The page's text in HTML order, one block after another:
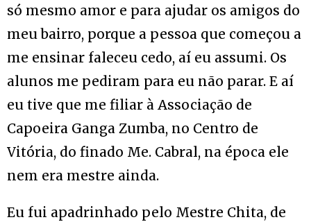
só mesmo amor e para ajudar os amigos do
meu bairro, porque a pessoa que começou a
me ensinar faleceu cedo, aí eu assumi. Os
alunos me pediram para eu não parar. E aí
eu tive que me filiar à Associação de
Capoeira Ganga Zumba, no Centro de
Vitória, do finado Me. Cabral, na época ele
nem era mestre ainda.
Eu fui apadrinhado pelo Mestre Chita, de